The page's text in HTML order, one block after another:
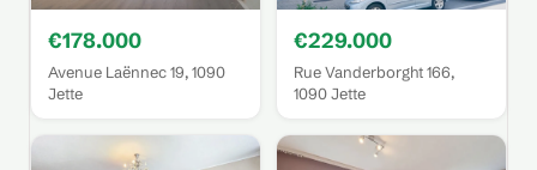
€178.000
Avenue Laënnec 19, 1090
Jette
€229.000
Rue Vanderborght 166,
1090 Jette